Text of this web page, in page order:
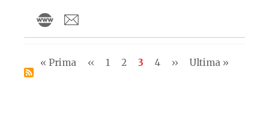
Pagination
First
« Prima
Previous
‹‹ Pagina
1 Pagina
2
Current
3 Pagina
4
Next
››
Last
Ultima »